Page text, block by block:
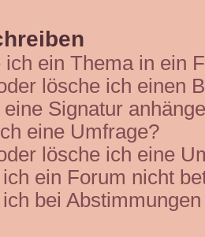
ein Thema in ein
lösche ich einen
Signatur
eine Umfrage?
lösche ich eine
ein Forum nicht
bei